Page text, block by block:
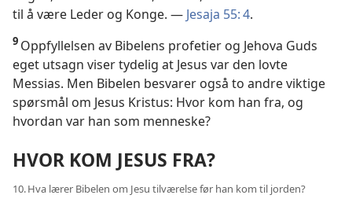
til å være Leder og Konge. — Jesaja 55: 4.
9 Oppfyllelsen av Bibelens profetier og Jehova Guds
eget utsagn viser tydelig at Jesus var den lovte
Messias. Men Bibelen besvarer også to andre viktige
spørsmål om Jesus Kristus: Hvor kom han fra, og
hvordan var han som menneske?
HVOR KOM JESUS FRA?
10. Hva lærer Bibelen om Jesu tilværelse før han kom til jorden?